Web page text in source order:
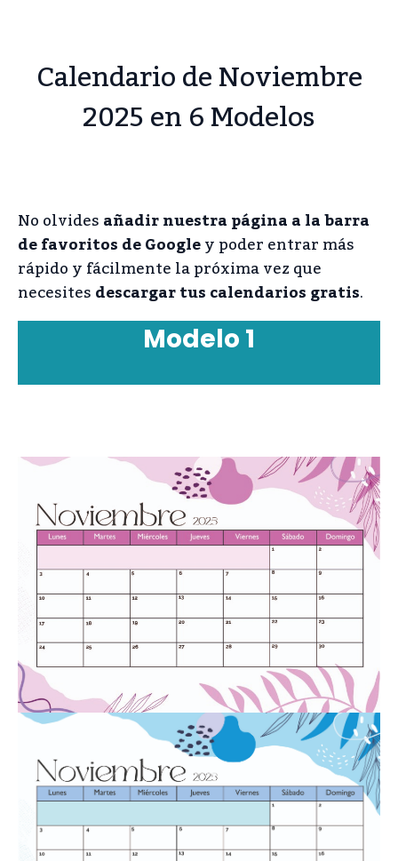
Calendario de Noviembre
2025 en 6 Modelos
No olvidesañadir nuestra página a la barra
de favoritos de Googley poder entrar más
rápido y fácilmente la próxima vez que
necesitesdescargar tus calendarios gratis.
Modelo 1